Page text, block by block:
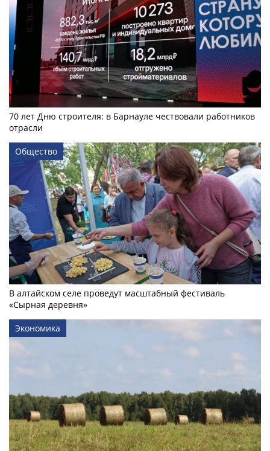
70 лет Дню строителя: в Барнауле чествовали работников
отрасли
Общество
В алтайском селе проведут масштабный фестиваль
«Сырная деревня»
Экономика